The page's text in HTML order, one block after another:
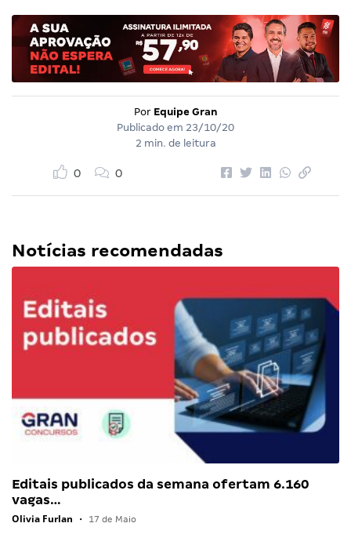
Por Equipe Gran
Publicado em 23/10/20
2 min. de leitura
0 0
Notícias recomendadas
Editais publicados da semana ofertam 6.160
vagas…
Olivia Furlan • 17 de Maio